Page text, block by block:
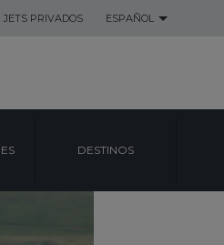
JETS PRIVADOS ESPAÑOL
DESTINOS